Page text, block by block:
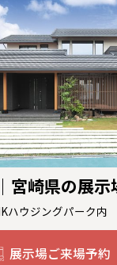
檜
作用
ト
宮崎県の展示
ハウジングパーク内
展示場ご来場予約